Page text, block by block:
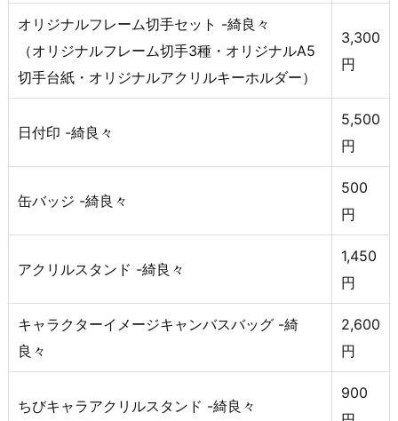
オリジナルフレーム切手セット -綺良々
（オリジナルフレーム切手3種・オリジナルA5
切手台紙・オリジナルアクリルキーホルダー）
3,300
円
日付印 -綺良々
5,500
円
缶バッジ -綺良々
500
円
アクリルスタンド -綺良々
1,450
円
キャラクターイメージキャンバスバッグ -綺
良々
2,600
円
ちびキャラアクリルスタンド -綺良々
900